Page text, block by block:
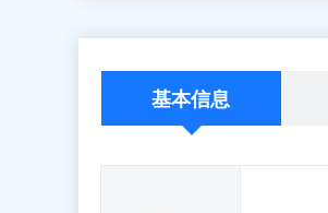
基本信息